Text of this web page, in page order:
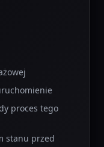
proces tego
stanu przed